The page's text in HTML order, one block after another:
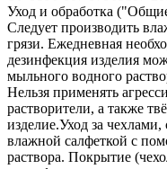
Уход и обработка
Следует производить
грязи. Ежедневная
дезинфекция изделия
мыльного водного
Нельзя применять
растворители, а также
изделие.Уход за
влажной салфеткой с
раствора. Покрытие